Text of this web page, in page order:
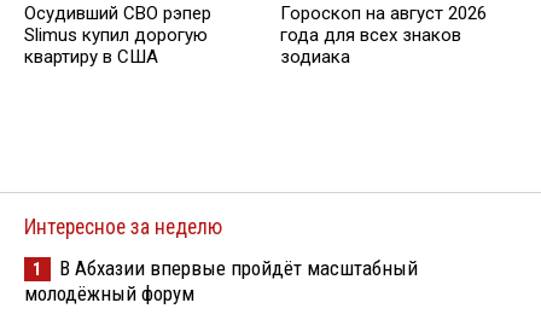
Осудивший СВО рэпер
Slimus купил дорогую
квартиру в США
Гороскоп на август 2026
года для всех знаков
зодиака
Интересное за неделю
1
В Абхазии впервые пройдёт масштабный
молодёжный форум